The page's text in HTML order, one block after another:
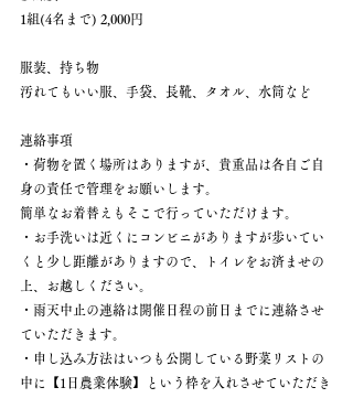
1組(4名まで) 2,000円
服装、持ち物
汚れてもいい服、手袋、長靴、タオル、水筒など
連絡事項
・荷物を置く場所はありますが、貴重品は各自ご自
身の責任で管理をお願いします。
簡単なお着替えもそこで行っていただけます。
・お手洗いは近くにコンビニがありますが歩いてい
くと少し距離がありますので、トイレをお済ませの
上、お越しください。
・雨天中止の連絡は開催日程の前日までに連絡させ
ていただきます。
・申し込み方法はいつも公開している野菜リストの
中に【1日農業体験】という枠を入れさせていただき